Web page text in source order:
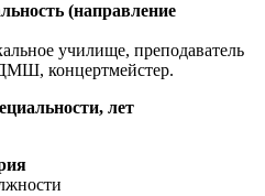
(направление
училище, преподаватель
концертмейстер.
лет